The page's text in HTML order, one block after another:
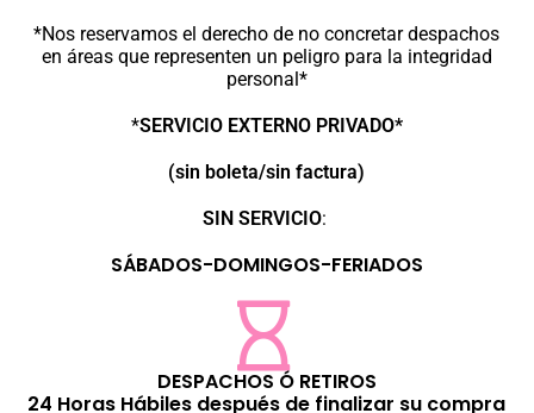
*Nos reservamos el derecho de no concretar despachos
en áreas que representen un peligro para la integridad
personal*
*SERVICIO EXTERNO PRIVADO*
(sin boleta/sin factura)
SIN SERVICIO:
SÁBADOS-DOMINGOS-FERIADOS
DESPACHOS Ó RETIROS
24 Horas Hábiles después de finalizar su compra